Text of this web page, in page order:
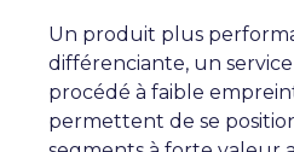
Un produit plus
différenciante, un
procédé à faible
permettent de se